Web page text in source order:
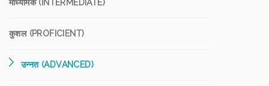
माध्यमिक (INTERMEDIATE)
कुशल (PROFICIENT)
उन्नत (ADVANCED)